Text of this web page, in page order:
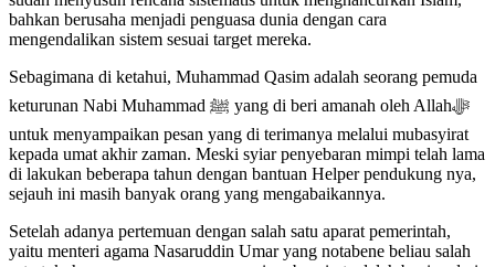
bahkan berusaha menjadi penguasa dunia dengan cara
mengendalikan sistem sesuai target mereka.
Sebagimana di ketahui, Muhammad Qasim adalah seorang pemuda
keturunan Nabi Muhammad ﷺ yang di beri amanah oleh Allahﷻ
untuk menyampaikan pesan yang di terimanya melalui mubasyirat
kepada umat akhir zaman. Meski syiar penyebaran mimpi telah lama
di lakukan beberapa tahun dengan bantuan Helper pendukung nya,
sejauh ini masih banyak orang yang mengabaikannya.
Setelah adanya pertemuan dengan salah satu aparat pemerintah,
yaitu menteri agama Nasaruddin Umar yang notabene beliau salah